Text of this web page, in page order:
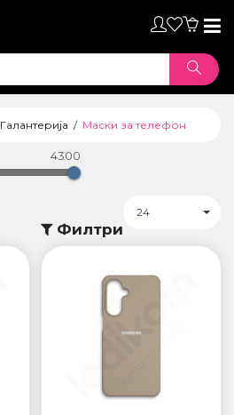
Галантерија Маски за телефон
4300
24
Филтри